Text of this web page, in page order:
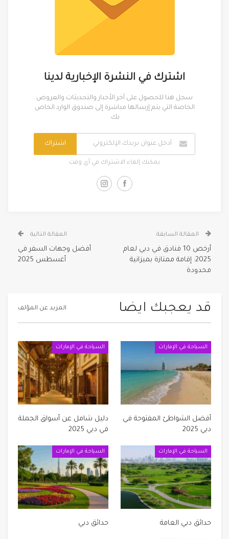
اشترك في النشرة الإخبارية لدينا
سجل هنا للحصول على آخر الأخبار والتحديثات والعروض
الخاصة التي يتم إرسالها مباشرة إلى صندوق الوارد الخاص
بك.
اشتراك
يمكنك إلغاء الاشتراك في أي وقت
المقالة السابقة
أرخص 10 فنادق في دبي لعام
2025: إقامة ممتازة بميزانية
محدودة
المقالة التالية
أفضل وجهات السفر في
أغسطس 2025
قد يعجبك ايضا المزيد عن المؤلف
السياحة في الإمارات
أفضل الشواطئ المفتوحة في
دبي 2025
السياحة في الإمارات
دليل شامل عن أسواق الجملة
في دبي 2025
السياحة في الإمارات
حدائق دبي العامة
السياحة في الإمارات
حدائق دبي